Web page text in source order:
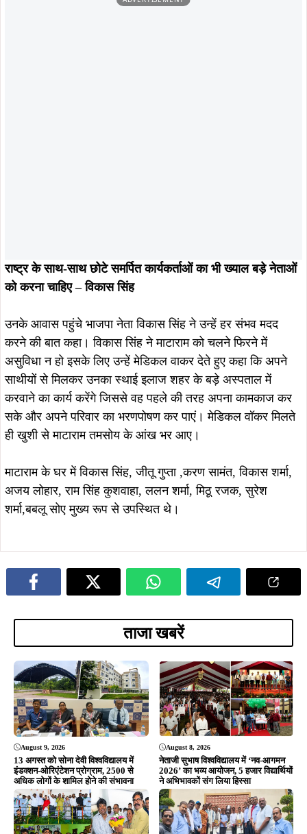
राष्ट्र के साथ-साथ छोटे समर्पित कार्यकर्ताओं का भी ख्याल बड़े नेताओं
को करना चाहिए – विकास सिंह
उनके आवास पहुंचे भाजपा नेता विकास सिंह ने उन्हें हर संभव मदद
करने की बात कहा। विकास सिंह ने माटाराम को चलने फिरने में
असुविधा न हो इसके लिए उन्हें मेडिकल वाकर देते हुए कहा कि अपने
साथीयों से मिलकर उनका स्थाई इलाज शहर के बड़े अस्पताल में
करवाने का कार्य करेंगे जिससे वह पहले की तरह अपना कामकाज कर
सके और अपने परिवार का भरणपोषण कर पाएं। मेडिकल वॉकर मिलते
ही खुशी से माटाराम तमसोय के आंख भर आए।
माटाराम के घर में विकास सिंह, जीतू गुप्ता ,करण सामंत, विकास शर्मा,
अजय लोहार, राम सिंह कुशवाहा, ललन शर्मा, मिठू रजक, सुरेश
शर्मा,बबलू सोए मुख्य रूप से उपस्थित थे।
ताजा खबरें
August 9, 2026
13 अगस्त को सोना देवी विश्वविद्यालय में
इंडक्शन-ओरिएंटेशन प्रोग्राम, 2500 से
अधिक लोगों के शामिल होने की संभावना
August 8, 2026
नेताजी सुभाष विश्वविद्यालय में ‘नव-आगमन
2026’ का भव्य आयोजन, 5 हजार विद्यार्थियों
ने अभिभावकों संग लिया हिस्सा